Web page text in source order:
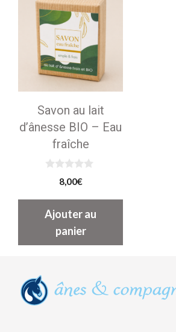
Savon au lait
d’ânesse BIO – Eau
fraîche
5
8,00€
Ajouter au
panier